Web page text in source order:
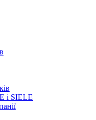
і SIELE